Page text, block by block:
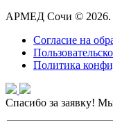
АРМЕД Сочи © 2026.
Согласие на
Политика
Спасибо за заявку! Мы